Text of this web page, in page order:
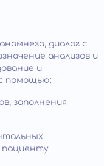
диалог с
анализов и
и
помощью:
заполнения
пациенту